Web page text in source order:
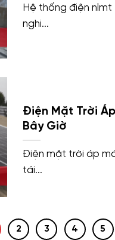
Hệ thống điện
nghi...
Điện Mặt Trời
Bây Giờ
Điện mặt trời áp
tái...
2 3 4 5